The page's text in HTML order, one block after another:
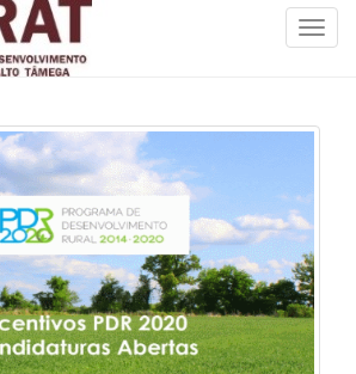
T
n
a
v
i
g
a
t